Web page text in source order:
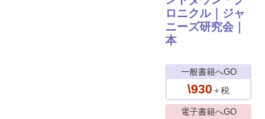
ロニクル｜ジャ
ニーズ研究会｜
本
一般書籍へGO
\930 ＋税
電子書籍へGO